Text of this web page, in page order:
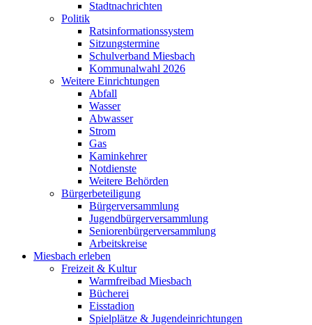
Stadtnachrichten
Politik
Ratsinformationssystem
Sitzungstermine
Schulverband Miesbach
Kommunalwahl 2026
Weitere Einrichtungen
Abfall
Wasser
Abwasser
Strom
Gas
Kaminkehrer
Notdienste
Weitere Behörden
Bürgerbeteiligung
Bürgerversammlung
Jugendbürgerversammlung
Seniorenbürgerversammlung
Arbeitskreise
Miesbach erleben
Freizeit & Kultur
Warmfreibad Miesbach
Bücherei
Eisstadion
Spielplätze & Jugendeinrichtungen